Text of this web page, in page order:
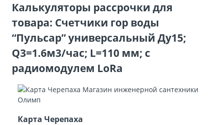
Калькуляторы рассрочки для
товара: Счетчики гор воды
“Пульсар” универсальный Ду15;
Q3=1.6м3/час; L=110 мм; с
радиомодулем LoRa
Карта Черепаха